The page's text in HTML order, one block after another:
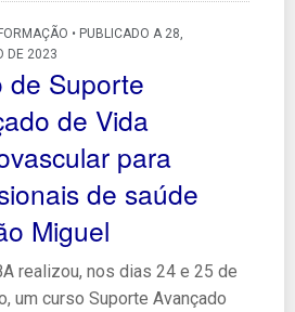
• PUBLICADO A 28,
DE 2023
de Suporte
de Vida
para
de saúde
Miguel
realizou, nos dias 24 e 25 de
um curso Suporte Avançado